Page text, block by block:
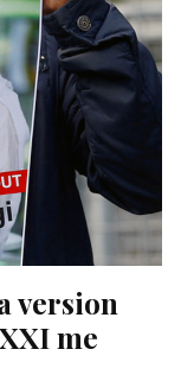
version
me